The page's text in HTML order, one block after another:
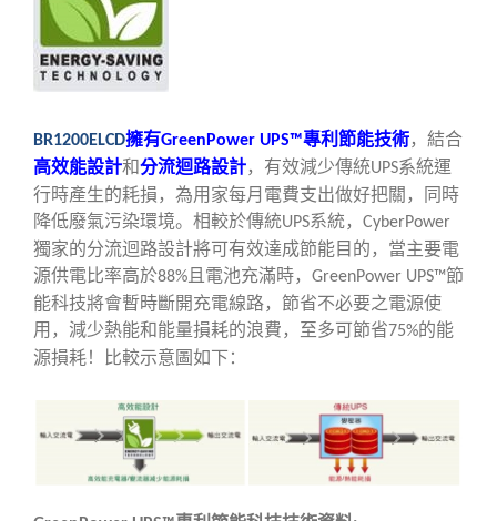
BR1200ELCD擁有GreenPower UPS™專利節能技術， 結合
高效能設計和分流迴路設計， 有效減少傳統UPS系統運
行時產生的耗損 ， 為用家每月電費支出做好把關 ，
同時
降低廢氣污染環境。 相較於傳統UPS系統， CyberPower
獨家的分流迴路設計將可有效達成節能目的，當主要電
源供電比率高於88% 且電池充滿時， GreenPower UPS™節
能科技將會暫時斷開充電線路，節省不必要之電源使
用，減少熱能和能量損耗的浪費，至多可節省75%的能
源損耗！比較示意圖如下：